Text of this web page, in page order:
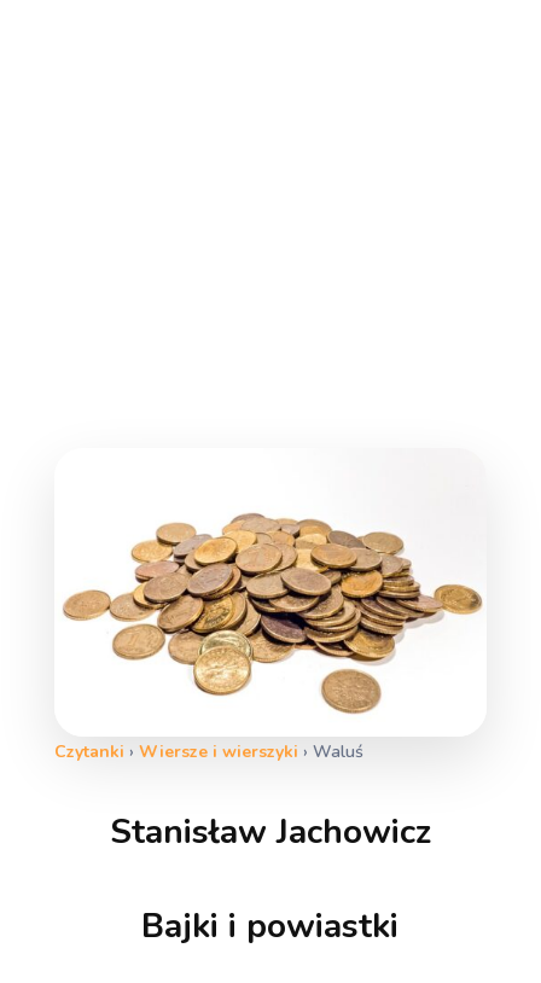
Czytanki › Wiersze i wierszyki › Waluś
Stanisław Jachowicz
Bajki i powiastki